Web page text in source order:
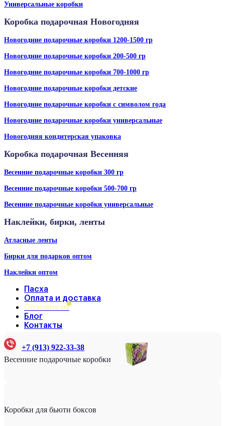
Универсальные коробки
Коробка подарочная Новогодняя
Новогодние подарочные коробки 1200-1500 гр
Новогодние подарочные коробки 200-500 гр
Новогодние подарочные коробки 700-1000 гр
Новогодние подарочные коробки детские
Новогодние подарочные коробки с символом года
Новогодние подарочные коробки универсальные
Новогодняя кондитерская упаковка
Коробка подарочная Весенняя
Весенние подарочные коробки 300 гр
Весенние подарочные коробки 500-700 гр
Весенние подарочные коробки универсальные
Наклейки, бирки, ленты
Атласные ленты
Бирки для подарков оптом
Наклейки оптом
Пасха
Оплата и доставка
Оптовикам
Блог
Контакты
+7 (913) 922-33-38
Весенние подарочные коробки
Коробки для бьюти боксов